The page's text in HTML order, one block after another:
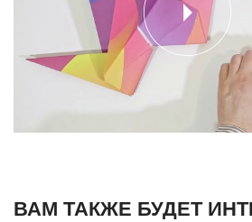
ВАМ ТАКЖЕ БУДЕТ